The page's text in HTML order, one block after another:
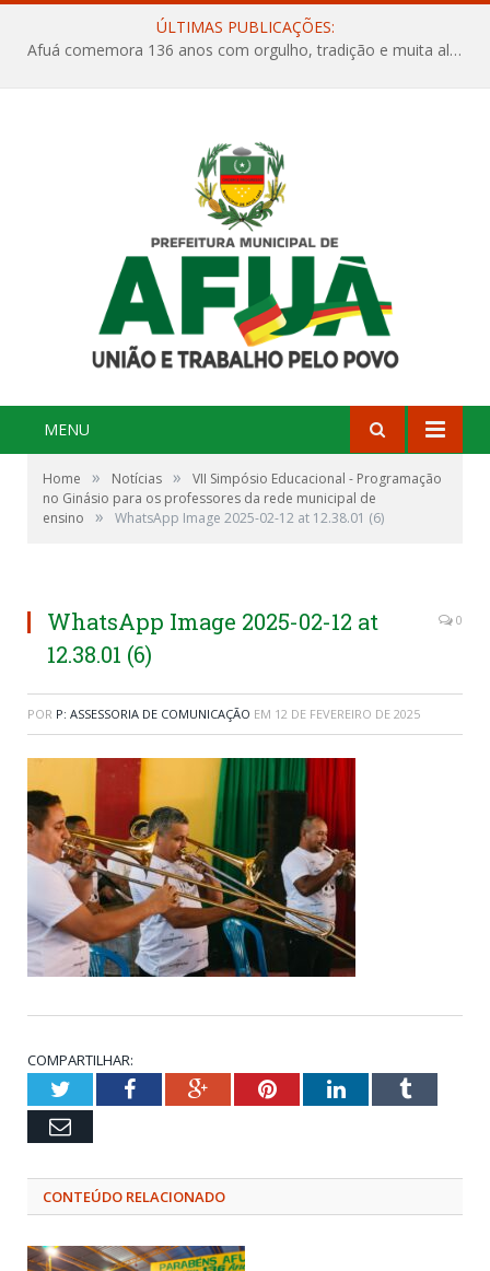
ÚLTIMAS PUBLICAÇÕES:
Afuá comemora 136 anos com orgulho, tradição e muita alegria na Quadra Dr. Nelson Salomão
MENU
Home » Notícias »
VII Simpósio Educacional - Programação
no Ginásio para os professores da rede municipal de
ensino
» WhatsApp Image 2025-02-12 at 12.38.01 (6)
WhatsApp Image 2025-02-12 at
12.38.01 (6)
0
POR P: ASSESSORIA DE COMUNICAÇÃO EM 12 DE FEVEREIRO DE 2025
COMPARTILHAR:
TwitterFacebookGoogle+PinterestLinkedInTumblr
Email
CONTEÚDO RELACIONADO